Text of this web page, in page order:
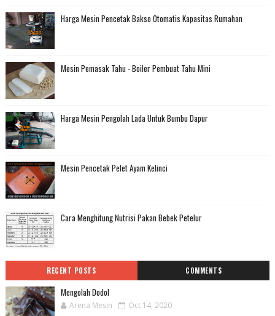
Harga Mesin Pencetak Bakso Otomatis Kapasitas Rumahan
Mesin Pemasak Tahu - Boiler Pembuat Tahu Mini
Harga Mesin Pengolah Lada Untuk Bumbu Dapur
Mesin Pencetak Pelet Ayam Kelinci
Cara Menghitung Nutrisi Pakan Bebek Petelur
RECENT POSTS COMMENTS
Mengolah Dodol
Arena Mesin Oct 14, 2020